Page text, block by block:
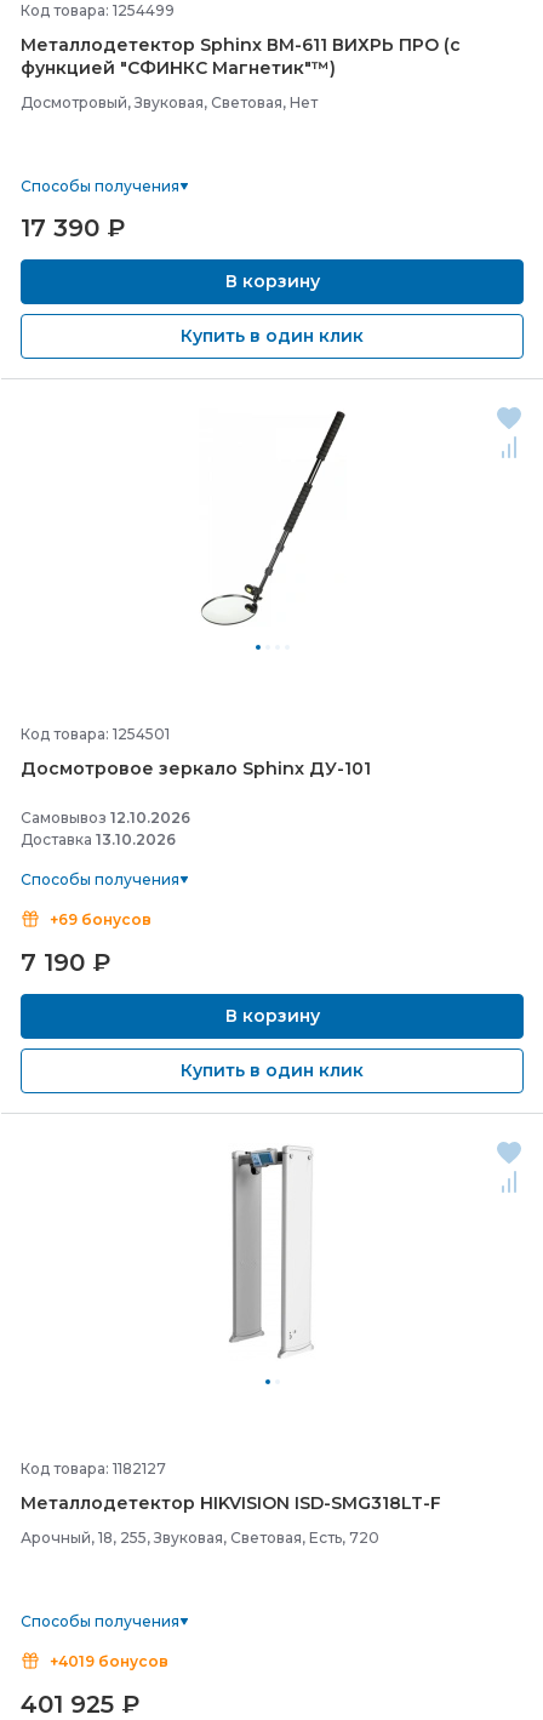
Код товара: 1254499
Металлодетектор Sphinx ВМ-611 ВИХРЬ ПРО (с
функцией "СФИНКС Магнетик"™)
Досмотровый, Звуковая, Световая, Нет
Способы получения
17 390 ₽
В корзину
Купить в один клик
Код товара: 1254501
Досмотровое зеркало Sphinx ДУ-101
Самовывоз 12.10.2026
Доставка 13.10.2026
Способы получения
+69 бонусов
7 190 ₽
В корзину
Купить в один клик
Код товара: 1182127
Металлодетектор HIKVISION ISD-SMG318LT-F
Арочный, 18, 255, Звуковая, Световая, Есть, 720
Способы получения
+4019 бонусов
401 925 ₽